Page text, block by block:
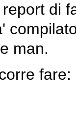
di
man.
fare: